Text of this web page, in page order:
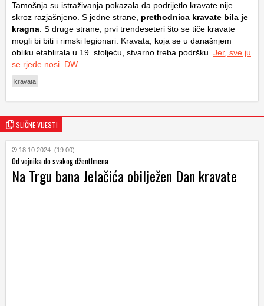
Tamošnja su istraživanja pokazala da podrijetlo kravate nije
skroz razjašnjeno. S jedne strane, prethodnica kravate bila je
kragna . S druge strane, prvi trendeseteri što se tiče kravate
mogli bi biti i rimski legionari. Kravata, koja se u današnjem
obliku etablirala u 19. stoljeću, stvarno treba podršku. Jer, sve ju
se rjeđe nosi DW
kravata
SLIČNE VIJESTI
18.10.2024. (19:00)
Od vojnika do svakog džentlmena
Na Trgu bana Jelačića obilježen Dan kravate